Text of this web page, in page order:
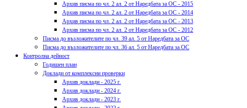
Архив писма по чл. 2 ал. 2 от Наредбата за ОС - 2015
Архив писма по чл. 2 ал. 2 от Наредбата за ОС - 2014
Архив писма по чл. 2 ал. 2 от Наредбата за ОС - 2013
Архив писма по чл. 2 ал. 2 от Наредбата за ОС - 2012
Писма до възложителите по чл. 39 ал. 5 от Наредбата за ОС
Писма до възложителите по чл. 36 ал. 5 от Наредбата за ОС
Контролна дейност
Годишен план
Доклади от комплексни проверки
Архив доклади - 2025 г.
Архив доклади - 2024 г.
Архив доклади - 2023 г.